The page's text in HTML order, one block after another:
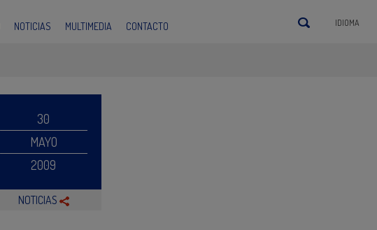
NOTICIAS MULTIMEDIA CONTACTO IDIOMA
30
MAYO
2009
NOTICIAS